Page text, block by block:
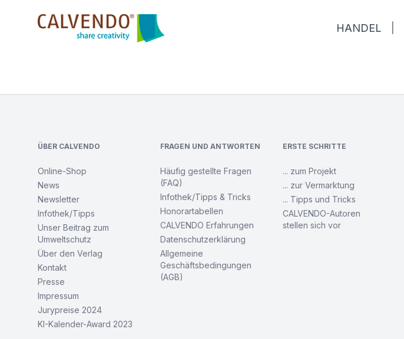
Calvendo
HANDEL
ÜBER CALVENDO
Online-Shop
News
Newsletter
Infothek/Tipps
Unser Beitrag zum
Umweltschutz
Über den Verlag
Kontakt
Presse
Impressum
Jurypreise 2024
KI-Kalender-Award 2023
FRAGEN UND ANTWORTEN
Häufig gestellte Fragen
(FAQ)
Infothek/Tipps & Tricks
Honorartabellen
CALVENDO Erfahrungen
Datenschutzerklärung
Allgemeine
Geschäftsbedingungen
(AGB)
ERSTE SCHRITTE
... zum Projekt
... zur Vermarktung
... Tipps und Tricks
CALVENDO-Autoren
stellen sich vor